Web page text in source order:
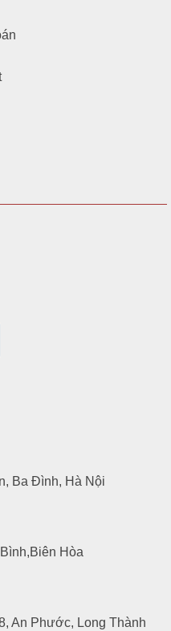
Ba Đình, Hà Nội
Hòa
An Phước, Long Thành